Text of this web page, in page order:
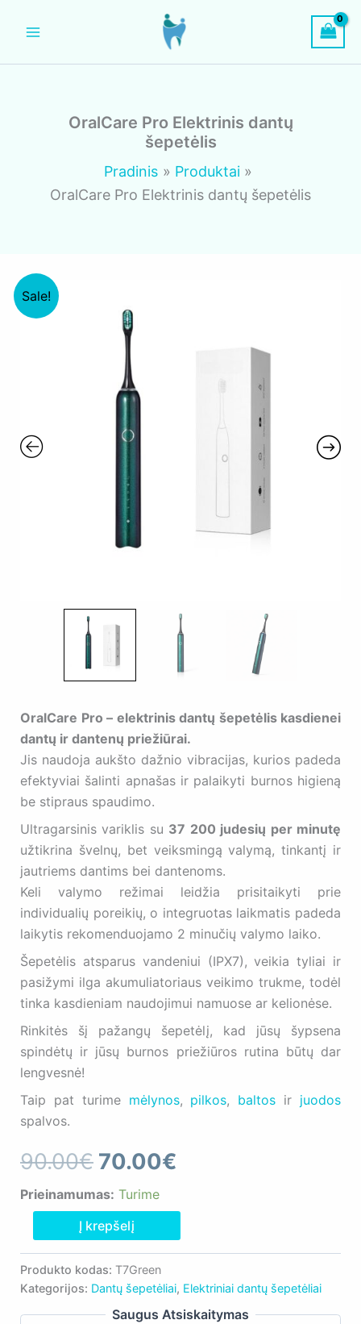
OralCare Pro Elektrinis dantų
šepetėlis
Pradinis
Produktai
OralCare Pro Elektrinis dantų šepetėlis
Sale!
OralCare Pro – elektrinis dantų šepetėlis kasdienei
dantų ir dantenų priežiūrai.
Jis naudoja aukšto dažnio vibracijas, kurios padeda
efektyviai šalinti apnašas ir palaikyti burnos higieną
be stipraus spaudimo.
Ultragarsinis variklis su 37 200 judesių per minutę
užtikrina švelnų, bet veiksmingą valymą, tinkantį ir
jautriems dantims bei dantenoms.
Keli valymo režimai leidžia prisitaikyti prie
individualių poreikių, o integruotas laikmatis padeda
laikytis rekomenduojamo 2 minučių valymo laiko.
Šepetėlis atsparus vandeniui (IPX7), veikia tyliai ir
pasižymi ilga akumuliatoriaus veikimo trukme, todėl
tinka kasdieniam naudojimui namuose ar kelionėse.
Rinkitės šį pažangų šepetėlį, kad jūsų šypsena
spindėtų ir jūsų burnos priežiūros rutina būtų dar
lengvesnė!
Taip pat turime mėlynos, pilkos, baltos ir juodos
spalvos.
90.00€ Original
price
was:
90.00€.
70.00€
is:
Prieinamumas: Turime
OralCare
Pro
Elektrinis
dantų
šepetėlis
Į krepšelį
Produkto kodas: T7Green
Kategorijos: Dantų šepetėliai, Elektriniai dantų šepetėliai
Saugus Atsiskaitymas